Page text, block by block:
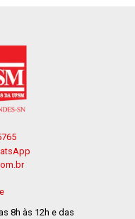
8h às 12h e das